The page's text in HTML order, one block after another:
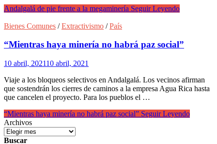
Andalgalá de pie frente a la megaminería Seguir Leyendo
Bienes Comunes /Extractivismo /País
“Mientras haya minería no habrá paz social”
10 abril, 202110 abril, 2021
Viaje a los bloqueos selectivos en Andalgalá. Los vecinos afirman
que sostendrán los cierres de caminos a la empresa Agua Rica hasta
que cancelen el proyecto. Para los pueblos el …
“Mientras haya minería no habrá paz social” Seguir Leyendo
Archivos
Buscar